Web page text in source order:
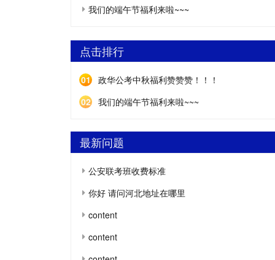
我们的端午节福利来啦~~~
点击排行
01
政华公考中秋福利赞赞赞！！！
02
我们的端午节福利来啦~~~
最新问题
公安联考班收费标准
你好 请问河北地址在哪里
content
content